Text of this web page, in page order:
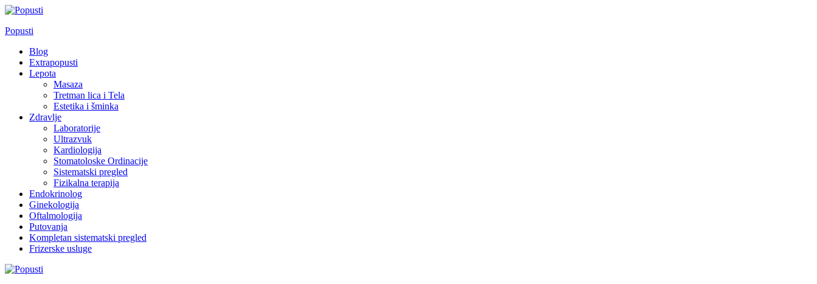
Skip
content
Popusti
Blog
Extrapopusti
Lepota
Masaza
Tretman lica i Tela
Estetika i šminka
Zdravlje
Laboratorije
Ultrazvuk
Kardiologija
Stomatoloske Ordinacije
Sistematski pregled
Fizikalna terapija
Endokrinolog
Ginekologija
Oftalmologija
Putovanja
Kompletan sistematski pregled
Frizerske usluge